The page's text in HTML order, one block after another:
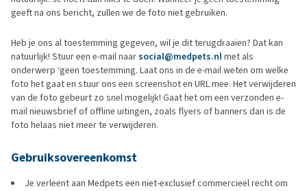
geeft na ons bericht, zullen we de foto niet gebruiken.
Heb je ons al toestemming gegeven, wil je dit terugdraaien? Dat kan
natuurlijk! Stuur een e-mail naarsocial@medpets.nlmet als
onderwerp ‘geen toestemming. Laat ons in de e-mail weten om welke
foto het gaat en stuur ons een screenshot en URL mee. Het verwijderen
van de foto gebeurt zo snel mogelijk! Gaat het om een verzonden e-
mail nieuwsbrief of offline uitingen, zoals flyers of banners dan is de
foto helaas niet meer te verwijderen.
Gebruiksovereenkomst
Je verleent aan Medpets een niet-exclusief commercieel recht om